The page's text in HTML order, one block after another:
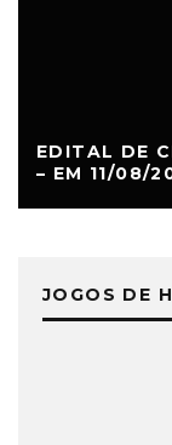
EDITAL DE
– EM 11/08/
JOGOS DE